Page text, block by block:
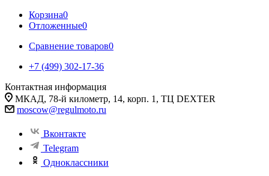
Корзина0
Отложенные0
Сравнение товаров0
+7 (499) 302-17-36
Контактная информация
МКАД, 78-й километр, 14, корп. 1, ТЦ DEXTER
moscow@regulmoto.ru
Вконтакте
Telegram
Одноклассники